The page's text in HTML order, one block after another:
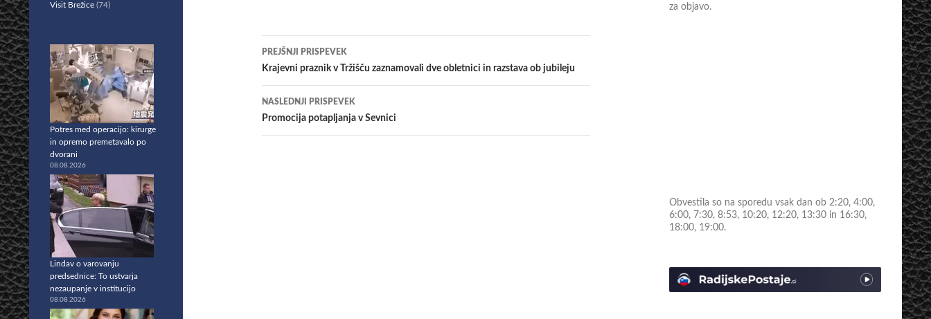
Krmarjenje
po
prispevkih
PREJŠNJI PRISPEVEK
Krajevni praznik v Tržišču zaznamovali dve obletnici in razstava ob jubileju
NASLEDNJI PRISPEVEK
Promocija potapljanja v Sevnici
za objavo.
Obvestila so na sporedu vsak dan ob 2:20, 4:00,
6:00, 7:30, 8:53, 10:20, 12:20, 13:30 in 16:30,
18:00, 19:00.
Visit Brežice (74)
Potres med operacijo: kirurge
in opremo premetavalo po
dvorani
08.08.2026
Lindav o varovanju
predsednice: To ustvarja
nezaupanje v institucijo
08.08.2026